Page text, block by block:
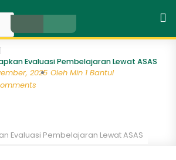
Close
Evaluasi Pembelajaran Lewat ASAS
2025 Oleh Min 1 Bantul
Evaluasi Pembelajaran Lewat ASAS